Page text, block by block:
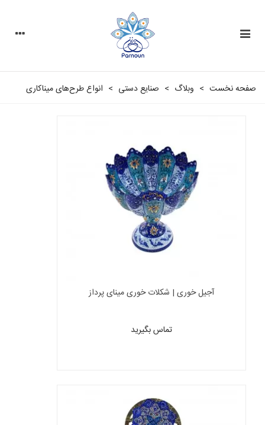
صفحه نخست > وبلاگ > صنایع دستی > انواع طرح‌های میناکاری
آجیل خوری | شکلات خوری مینای پرداز
تماس بگیرید